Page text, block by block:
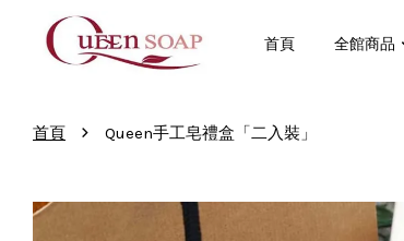
首頁 全館商品
首頁 › Queen手工皂禮盒「二入裝」